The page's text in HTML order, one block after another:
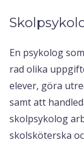
En psykolog
rad olika
elever, göra
samt att
skolpsykolog
skolsköterska